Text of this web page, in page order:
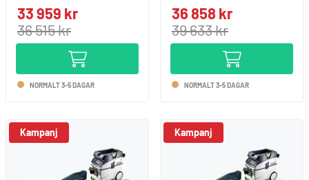
33 959 kr
36 515 kr
NORMALT 3-5 DAGAR
36 858 kr
39 633 kr
NORMALT 3-5 DAGAR
Kampanj Kampanj